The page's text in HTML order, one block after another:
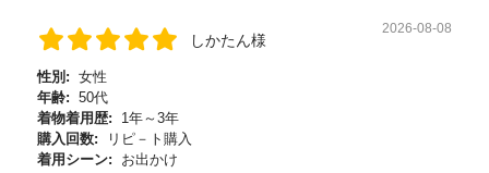
しかたん様
2026-08-08
性別: 女性
年齢: 50代
着物着用歴:
1年～3年
購入回数:
リピ－ト購入
着用シーン:
お出かけ